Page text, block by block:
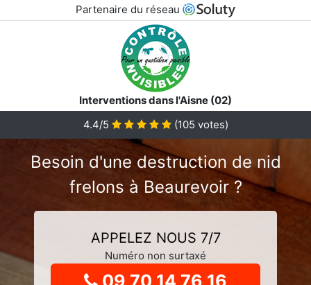
Partenaire du réseau
Interventions dans l'Aisne (02)
4.4/5 (105 votes)
Besoin d'une destruction de nid
frelons à Beaurevoir ?
APPELEZ NOUS 7/7
Numéro non surtaxé
09 70 14 76 16